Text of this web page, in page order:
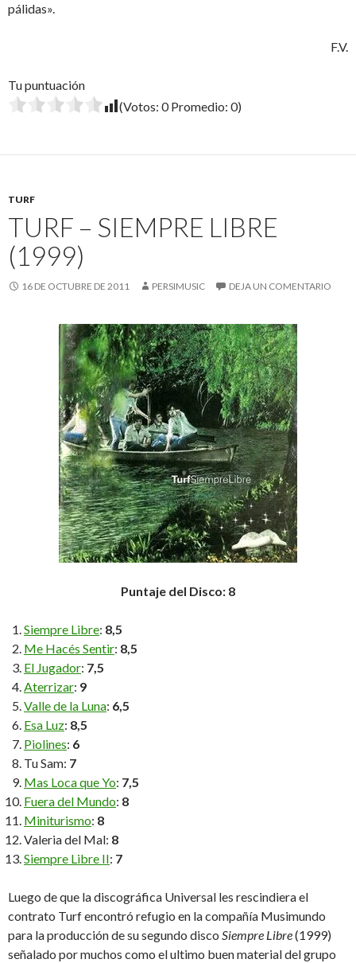
pálidas».
F.V.
Tu puntuación
(Votos: 0Promedio: 0)
TURF
TURF – SIEMPRE LIBRE
(1999)
16 DE OCTUBRE DE 2011 PERSIMUSIC DEJA UN COMENTARIO
Puntaje del Disco: 8
Siempre Libre: 8,5
Me Hacés Sentir: 8,5
El Jugador: 7,5
Aterrizar: 9
Valle de la Luna: 6,5
Esa Luz: 8,5
Piolines: 6
Tu Sam: 7
Mas Loca que Yo: 7,5
Fuera del Mundo: 8
Miniturismo: 8
Valeria del Mal: 8
Siempre Libre II: 7
Luego de que la discográfica Universal les rescindiera el
contrato Turf encontró refugio en la compañía Musimundo
para la producción de su segundo disco Siempre Libre(1999)
señalado por muchos como el ultimo buen material del grupo